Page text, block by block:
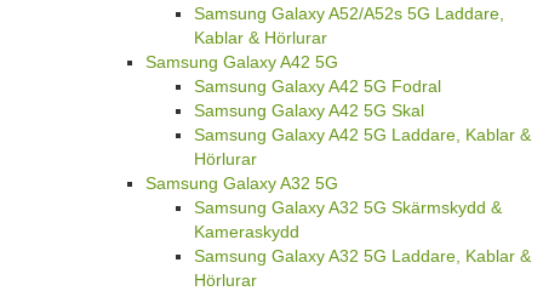
Samsung Galaxy A52/A52s 5G Laddare,
Kablar & Hörlurar
Samsung Galaxy A42 5G
Samsung Galaxy A42 5G Fodral
Samsung Galaxy A42 5G Skal
Samsung Galaxy A42 5G Laddare, Kablar &
Hörlurar
Samsung Galaxy A32 5G
Samsung Galaxy A32 5G Skärmskydd &
Kameraskydd
Samsung Galaxy A32 5G Laddare, Kablar &
Hörlurar